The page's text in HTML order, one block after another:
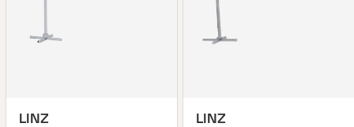
LINZ LINZ